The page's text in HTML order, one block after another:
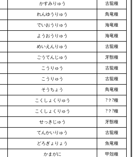
かすみりゅう 古龍種
れんゆうりゅう 鳥竜種
でいおうりゅう 海竜種
ようおうりゅう 海竜種
めいえんりゅう 古龍種
ごうてんじゅう 牙獣種
こうりゅう 古龍種
こうりゅう 古龍種
そうちょう 鳥竜種
こくしょくりゅう ?？?種
こくしょくりゅう ?？?種
せっきじゅう 牙獣種
てんかいりゅう 古龍種
どろぎょりょう 魚竜種
かまがに 甲殻種